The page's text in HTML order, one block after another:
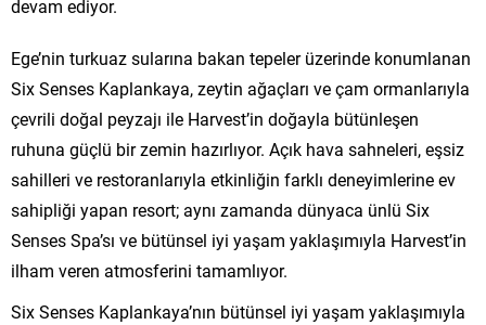
devam ediyor.
Ege’nin turkuaz sularına bakan tepeler üzerinde konumlanan
Six Senses Kaplankaya, zeytin ağaçları ve çam ormanlarıyla
çevrili doğal peyzajı ile Harvest’in doğayla bütünleşen
ruhuna güçlü bir zemin hazırlıyor. Açık hava sahneleri, eşsiz
sahilleri ve restoranlarıyla etkinliğin farklı deneyimlerine ev
sahipliği yapan resort; aynı zamanda dünyaca ünlü Six
Senses Spa’sı ve bütünsel iyi yaşam yaklaşımıyla Harvest’in
ilham veren atmosferini tamamlıyor.
Six Senses Kaplankaya’nın bütünsel iyi yaşam yaklaşımıyla